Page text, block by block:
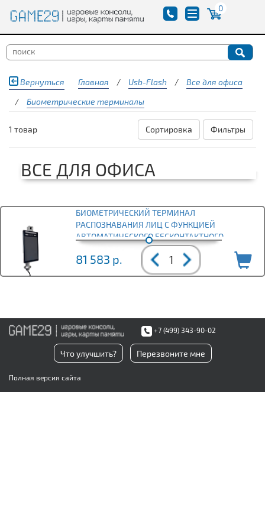
0
Вернуться Главная / Usb-Flash /
Все для офиса
/
Биометрические терминалы
1 товар Фильтры
Сортировка
ВСЕ ДЛЯ ОФИСА
БИОМЕТРИЧЕСКИЙ ТЕРМИНАЛ
РАСПОЗНАВАНИЯ ЛИЦ С ФУНКЦИЕЙ
АВТОМАТИЧЕСКОГО БЕСКОНТАКТНОГО
ИЗМЕРЕНИЯ ТЕМПЕР
81 583 р.
+7 (499) 343-90-02
Что улучшить? Перезвоните мне
Полная версия сайта